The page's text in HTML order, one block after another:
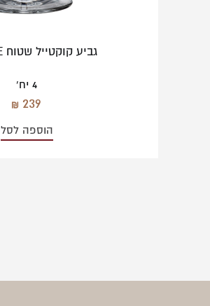
גביע קוקטייל שטוח SUBLIME
4 יח'
239
הוספה לסל